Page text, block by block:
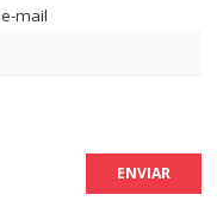
mail